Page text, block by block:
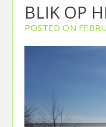
BLIK OP
POSTED ON